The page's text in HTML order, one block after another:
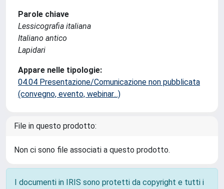
Parole chiave
Lessicografia italiana
Italiano antico
Lapidari
Appare nelle tipologie:
04.04 Presentazione/Comunicazione non pubblicata
(convegno, evento, webinar...)
File in questo prodotto:
Non ci sono file associati a questo prodotto.
I documenti in IRIS sono protetti da copyright e tutti i